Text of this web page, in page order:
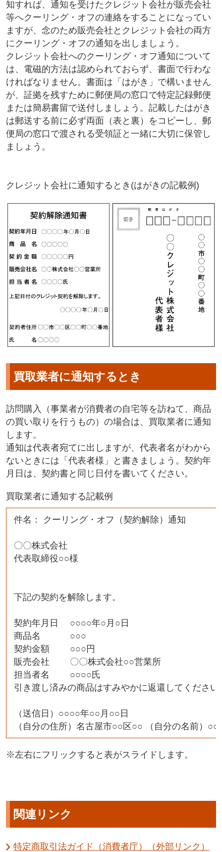
知すれば、通知を受けたクレジット会社が販売会社
等へクーリング・オフの連絡をすることになってい
ますが、念のため販売会社とクレジット会社の両方
にクーリング・オフの通知を出しましょう。
クレジット会社へのクーリング・オフ通知について
は、電磁的方法は認められておらず、書面で行わな
ければなりません。書面は「はがき」で構いません
が、証拠を残すために郵便局の窓口で特定記録郵便
または簡易書留で送付しましょう。記載したはがき
は郵送する前に必ず両面（表と裏）をコピーし、郵
便局の窓口で渡される受領証と一緒に大切に保管し
ましょう。
クレジット会社に通知するとき(はがきの記載例)
買取業者に通知するとき
訪問購入（事業者が消費者の自宅等を訪ねて、商品
の買い取りを行うもの）の場合は、買取業者に通知
します。
通知は代表者宛てに出しますが、代表者名がわから
ないときには「代表者様」と書きましょう。契約年
月日は、契約書と同じ日付を書いてください。
買取業者に通知する記載例
件名： クーリング・オフ（契約解除）通知
〇〇株式会社
代表取締役○○様
下記の契約を解除します。
契約年月日 ○○○○年○月○日
商品名 ○○○
契約金額 ○○○円
販売会社 〇〇株式会社○○営業所
担当者名 ○○○○氏
引き渡し済みの商品はすみやかに返還してください
（送信日）○○○○年○○月○○日
（自分の住所）名古屋市○○区○○ （自分の名前）○○
※左右にフリックすると表がスライドします。
関連リンク
特定商取引法ガイド（消費者庁）（外部リンク）